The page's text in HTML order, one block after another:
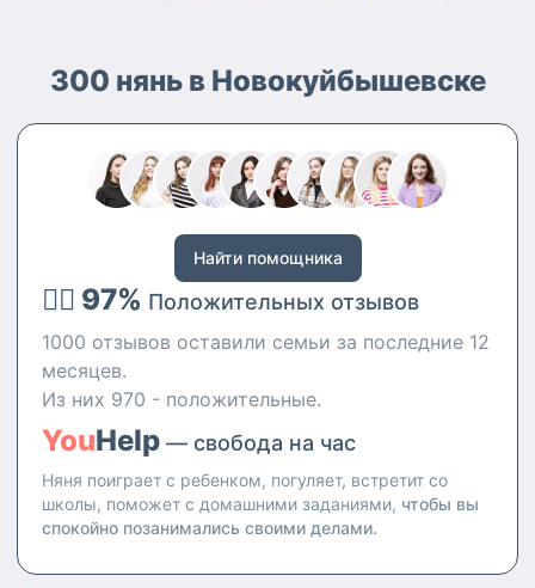
петь (посещала музыкальную
выразительному чтению
(победитель конкурсов стихов
со школы, сейчас сама пишу
300 нянь в Новокуйбышевске
Найти помощника
👍🏻 97% Положительных отзывов
1000 отзывов оставили семьи за последние 12
месяцев.
Из них 970 - положительные.
YouHelp — свобода на час
Няня поиграет с ребенком, погуляет, встретит со
школы, поможет с домашними заданиями, чтобы вы
спокойно позанимались своими делами.